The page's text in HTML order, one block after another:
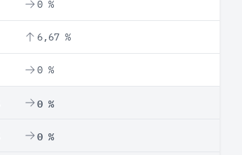
0 %
6,67 %
0 %
0 %
0 %